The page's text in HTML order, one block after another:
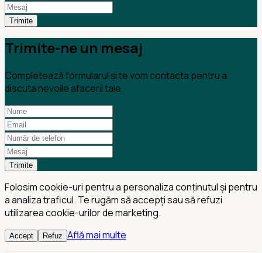
Trimite
Trimite-ne un mesaj
Completează formularul și te vom contacta pentru a
discuta nevoile afacerii tale.
Trimite
Folosim cookie-uri pentru a personaliza conținutul și pentru
a analiza traficul. Te rugăm să accepți sau să refuzi
utilizarea cookie-urilor de marketing.
Accept Refuz Află mai multe